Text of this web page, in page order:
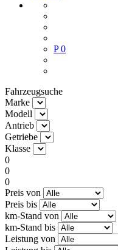
P 0
Fahrzeugsuche
Marke
Modell
Antrieb
Getriebe
Klasse
0
0
0
Preis von
Preis bis
km-Stand von
km-Stand bis
Leistung von